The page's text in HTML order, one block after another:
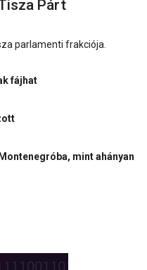
Párt
parlamenti frakciója.
fájhat
mint ahányan